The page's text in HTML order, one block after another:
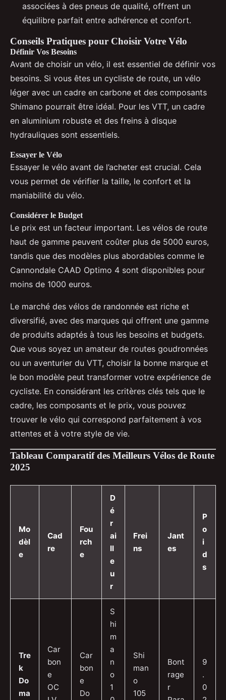
associées à des pneus de qualité, offrent un
équilibre parfait entre adhérence et confort.
Conseils Pratiques pour Choisir Votre Vélo
Définir Vos Besoins
Avant de choisir un vélo, il est essentiel de définir vos
besoins. Si vous êtes un cycliste de route, un vélo
léger avec un cadre en carbone et des composants
Shimano pourrait être idéal. Pour les VTT, un cadre
en aluminium robuste et des freins à disque
hydrauliques sont essentiels.
Essayer le Vélo
Essayer le vélo avant de l’acheter est crucial. Cela
vous permet de vérifier la taille, le confort et la
maniabilité du vélo.
Considérer le Budget
Le prix est un facteur important. Les vélos de route
haut de gamme peuvent coûter plus de 5000 euros,
tandis que des modèles plus abordables comme le
Cannondale CAAD Optimo 4 sont disponibles pour
moins de 1000 euros.
Le marché des vélos de randonnée est riche et
diversifié, avec des marques qui offrent une gamme
de produits adaptés à tous les besoins et budgets.
Que vous soyez un amateur de routes goudronnées
ou un aventurier du VTT, choisir la bonne marque et
le bon modèle peut transformer votre expérience de
cycliste. En considérant les critères clés tels que le
cadre, les composants et le prix, vous pouvez
trouver le vélo qui correspond parfaitement à vos
attentes et à votre style de vie.
Tableau Comparatif des Meilleurs Vélos de Route
2025
Mo
dèl
e
Cad
re
Fou
rch
e
D
é
r
ai
ll
e
u
r
Frei
ns
Jant
es
P
o
i
d
s
Tre
k
Do
ma
Car
bon
e
OC
Car
bon
e
Do
S
hi
m
a
n
o
1
Shi
man
o
105
Bont
rage
r
9
.
0